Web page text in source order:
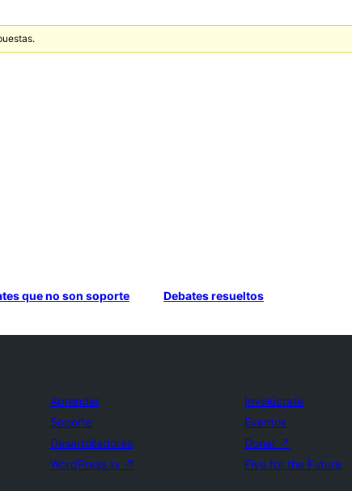
que no son soporte Debates resueltos
Aprender
Soporte
Desarrolladores
WordPress.tv ↗
Involúcrate
Eventos
Donar ↗
Five for the Future